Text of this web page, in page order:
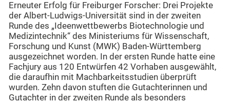
Erneuter Erfolg für Freiburger Forscher: Drei Projekte
der Albert-Ludwigs-Universität sind in der zweiten
Runde des „Ideenwettbewerbs Biotechnologie und
Medizintechnik“ des Ministeriums für Wissenschaft,
Forschung und Kunst (MWK) Baden-Württemberg
ausgezeichnet worden. In der ersten Runde hatte eine
Fachjury aus 120 Entwürfen 42 Vorhaben ausgewählt,
die daraufhin mit Machbarkeitsstudien überprüft
wurden. Zehn davon stuften die Gutachterinnen und
Gutachter in der zweiten Runde als besonders